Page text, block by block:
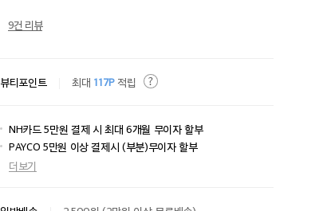
9건 리뷰
뷰티포인트 최대 117P적립
NH카드 5만원 결제 시 최대 6개월 무이자 할부
PAYCO 5만원 이상 결제시 (부분)무이자 할부
더보기